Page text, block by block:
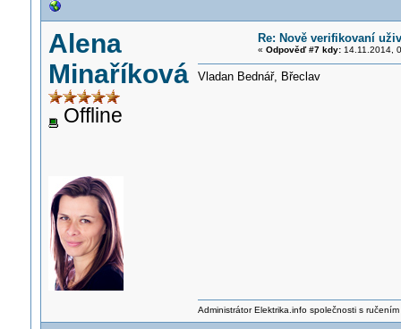
Alena
Minaříková
Offline
Re: Nově verifikovaní
« Odpověď #7 kdy:14.11.2014,
Vladan Bednář, Břeclav
Administrátor Elektrika.info společnosti s